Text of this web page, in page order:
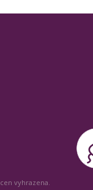
vyhrazena.